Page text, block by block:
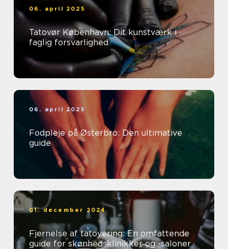
06. april 2025
Tatovør København: Dit kunstværk i
faglig forsvarlighed
06. april 2025
Fodpleje på Østerbro: Den ultimative
guide
01. december 2024
Fjernelse af tatovering: En omfattende
guide for skønhedsklinikker og -saloner